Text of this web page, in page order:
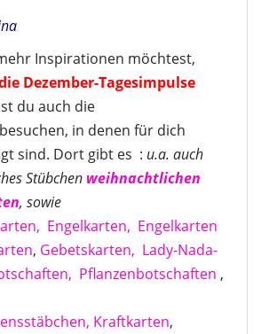
Inspirationen möchtest,
Dezember-Tagesimpulse
du auch die
besuchen, in denen für dich
sind. Dort gibt es : u.a. auch
Stübchen weihnachtlichen
, sowie
Engelkarten, Engelkarten
, Gebetskarten, Lady-Nada-
Pflanzenbotschaften ,
Kraftkarten,